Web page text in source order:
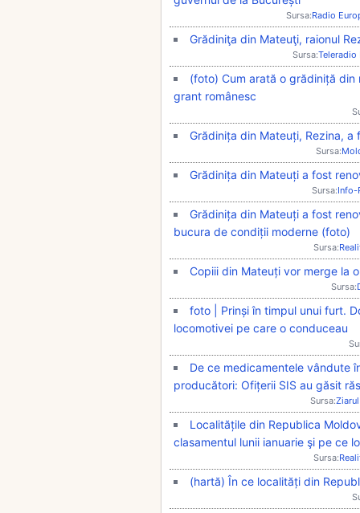
Sursa:Radio
Grădiniţa din Mateuţi, raionul
Sursa:
(foto) Cum arată o grădiniță
grant românesc
Grădinița din Mateuți, Rezina, a
Sursa:
Grădinița din Mateuți a fost
Sursa:Info-
Grădinița din Mateuți a fost
bucura de condiții moderne (foto)
Sursa:
Copiii din Mateuți vor merge la
Sursa:
foto | Prinși în timpul unui furt.
locomotivei pe care o conduceau
De ce medicamentele vândute
producători: Ofițerii SIS au găsit
Sursa:
Localitățile din Republica
clasamentul lunii ianuarie şi pe ce
Sursa:
(hartă) În ce localități din